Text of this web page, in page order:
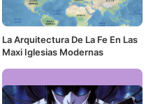
La Arquitectura De La Fe En Las
Maxi Iglesias Modernas